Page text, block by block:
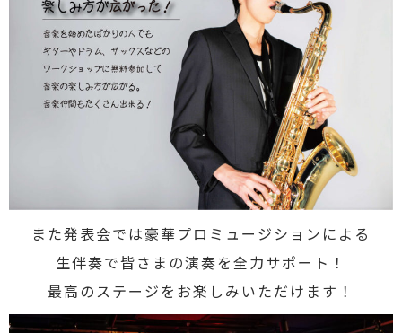
また発表会では豪華プロミュージションによる
生伴奏で皆さまの演奏を全力サポート！
最高のステージをお楽しみいただけます！